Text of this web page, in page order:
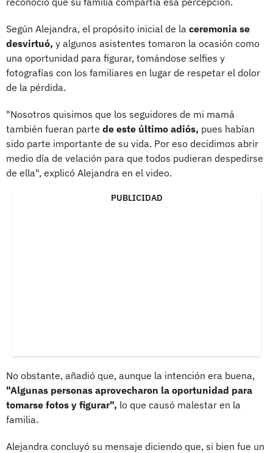
Según Alejandra, el propósito inicial de la ceremonia se
desvirtuó, y algunos asistentes tomaron la ocasión como
una oportunidad para figurar, tomándose selfies y
fotografías con los familiares en lugar de respetar el dolor
de la pérdida.
"Nosotros quisimos que los seguidores de mi mamá
también fueran parte de este último adiós, pues habían
sido parte importante de su vida. Por eso decidimos abrir
medio día de velación para que todos pudieran despedirse
de ella", explicó Alejandra en el video.
PUBLICIDAD
No obstante, añadió que, aunque la intención era buena,
"Algunas personas aprovecharon la oportunidad para
tomarse fotos y figurar", lo que causó malestar en la
familia.
Alejandra concluyó su mensaje diciendo que, si bien fue un